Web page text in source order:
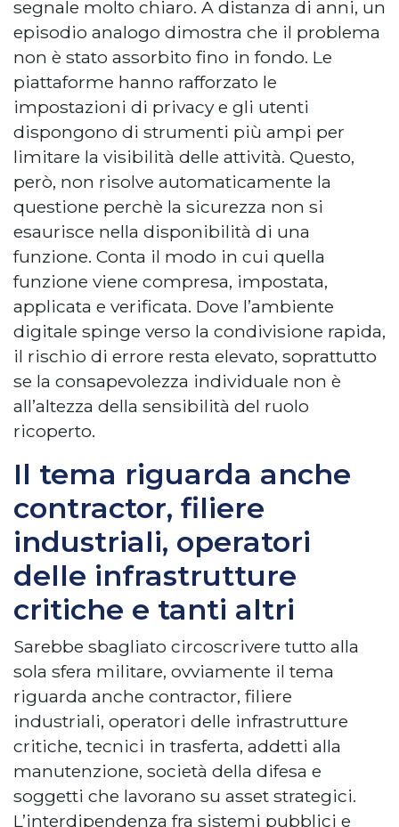
segnale molto chiaro. A distanza di anni, un
episodio analogo dimostra che il problema
non è stato assorbito fino in fondo. Le
piattaforme hanno rafforzato le
impostazioni di privacy e gli utenti
dispongono di strumenti più ampi per
limitare la visibilità delle attività. Questo,
però, non risolve automaticamente la
questione perchè la sicurezza non si
esaurisce nella disponibilità di una
funzione. Conta il modo in cui quella
funzione viene compresa, impostata,
applicata e verificata. Dove l’ambiente
digitale spinge verso la condivisione rapida,
il rischio di errore resta elevato, soprattutto
se la consapevolezza individuale non è
all’altezza della sensibilità del ruolo
ricoperto.
Il tema riguarda anche
contractor, filiere
industriali, operatori
delle infrastrutture
critiche e tanti altri
Sarebbe sbagliato circoscrivere tutto alla
sola sfera militare, ovviamente il tema
riguarda anche contractor, filiere
industriali, operatori delle infrastrutture
critiche, tecnici in trasferta, addetti alla
manutenzione, società della difesa e
soggetti che lavorano su asset strategici.
L’interdipendenza fra sistemi pubblici e